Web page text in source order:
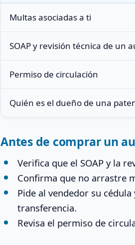
Multas asociadas a ti
SOAP y revisión técnica de un
Permiso de circulación
Quién es el dueño de una
Antes de comprar un
Verifica que el SOAP y la
Confirma que no arrastre
Pide al vendedor su
transferencia.
Revisa el permiso de